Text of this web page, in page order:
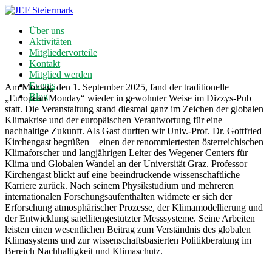
Über uns
Aktivitäten
Mitgliedervorteile
Kontakt
Mitglied werden
Events
Blog
Am Montag, den 1. September 2025, fand der traditionelle
„European Monday“ wieder in gewohnter Weise im Dizzys-Pub
statt. Die Veranstaltung stand diesmal ganz im Zeichen der globalen
Klimakrise und der europäischen Verantwortung für eine
nachhaltige Zukunft. Als Gast durften wir Univ.-Prof. Dr. Gottfried
Kirchengast begrüßen – einen der renommiertesten österreichischen
Klimaforscher und langjährigen Leiter des Wegener Centers für
Klima und Globalen Wandel an der Universität Graz. Professor
Kirchengast blickt auf eine beeindruckende wissenschaftliche
Karriere zurück. Nach seinem Physikstudium und mehreren
internationalen Forschungsaufenthalten widmete er sich der
Erforschung atmosphärischer Prozesse, der Klimamodellierung und
der Entwicklung satellitengestützter Messsysteme. Seine Arbeiten
leisten einen wesentlichen Beitrag zum Verständnis des globalen
Klimasystems und zur wissenschaftsbasierten Politikberatung im
Bereich Nachhaltigkeit und Klimaschutz.